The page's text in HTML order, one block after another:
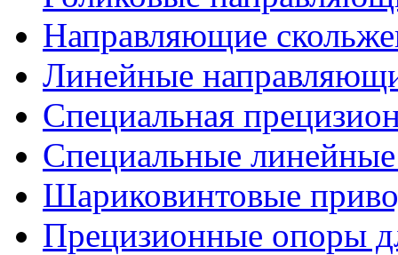
Направляющие
Линейные
Специальная
Специальные
Шариковинтовые
Прецизионные опоры